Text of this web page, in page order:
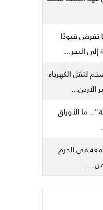
تفرض قيودًا
البحر...
لنقل الكهرباء
الأردن...
ما الأوراق
في الحرم